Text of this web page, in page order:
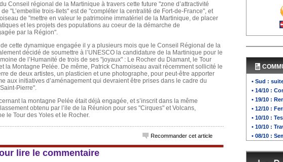
Conseil régional de la Martinique à travers cette future "zone d’attractivité
"L’embellie trois-Ilets" est de "compléter la centralité de Fort-de-France", et
de "mettre en valeur le patrimoine immatériel de la Martinique, de placer
et les projets des populations au coeur de la démarche de
par la Région".
de cette dynamique engagée il y a plusieurs mois que le Conseil Régional de la
décidé de soumettre à l’UNESCO la candidature de la Martinique pour le
de l’Humanité de trois de ses "joyaux" : Le Rocher du Diamant, le Tour
la Montagne Pelée. De même, Patrick Chamoiseau avait récemment sollicité le
de deux artistes, un plasticien et une photographe, pour peut-être apporter
aux initiatives d’aménagement qui devraient être prises dans le cadre du
Pierre".
la montagne Pelée était déjà engagée, et s’inscrit dans la même
obtenu par l’ile de la Réunion pour ses "Cirques" et Volcans,
le Tour des Yoles et le Rocher.
Recommander cet article
lire le commentaire
• Sud :
• 14/10 :
• 19/10 :
• 12/10 :
• 10/10 :
• 10/10 :
• 08/10 :